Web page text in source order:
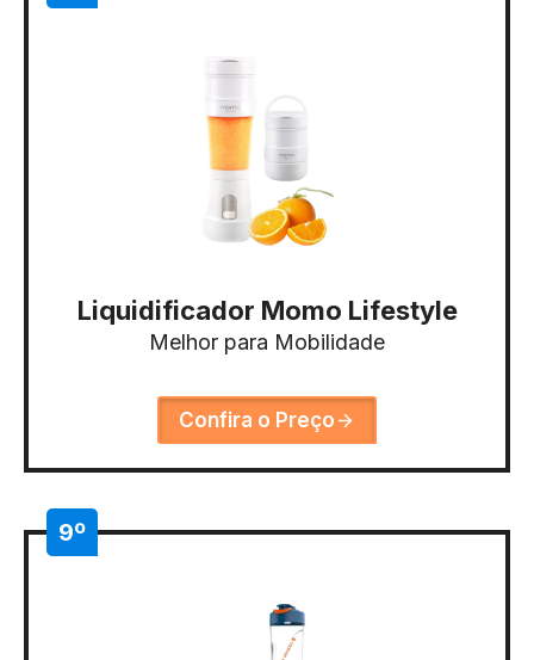
Liquidificador Momo Lifestyle
Melhor para Mobilidade
Confira o Preço
9º